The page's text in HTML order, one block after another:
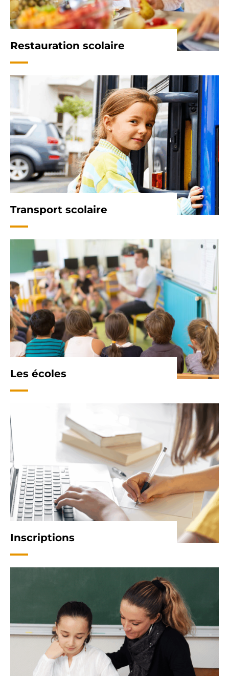
Restauration scolaire
Transport scolaire
Les écoles
Inscriptions